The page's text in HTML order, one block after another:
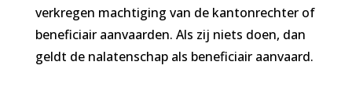
verkregen machtiging van de kantonrechter of
beneficiair aanvaarden. Als zij niets doen, dan
geldt de nalatenschap als beneficiair aanvaard.